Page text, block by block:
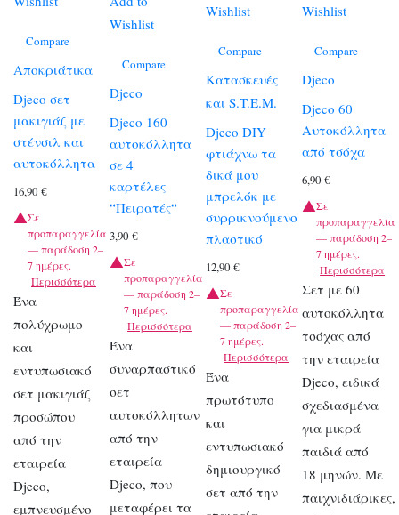
Compare
Αποκριάτικα
Djeco σετ
μακιγιάζ με
στένσιλ και
αυτοκόλλητα
16,90 €
Σε
προπαραγγελία
— παράδοση 2–
7 ημέρες.
Περισσότερα
Ένα
πολύχρωμο
και
εντυπωσιακό
σετ μακιγιάζ
προσώπου
από την
εταιρεία
Djeco,
εμπνευσμένο
Wishlist
Compare
Djeco
Djeco 160
αυτοκόλλητα
σε 4
καρτέλες
“Πειρατές“
3,90€
Σε
προπαραγγελία
— παράδοση 2–
7 ημέρες.
Περισσότερα
Ένα
συναρπαστικό
σετ
αυτοκόλλητων
από την
εταιρεία
Djeco, που
μεταφέρει τα
Wishlist
Compare
Κατασκευές
και S.T.E.M.
Djeco DIY
φτιάχνω τα
δικά μου
μπρελόκ με
συρρικνούμενο
πλαστικό
12,90€
Σε
προπαραγγελία
— παράδοση 2–
7 ημέρες.
Περισσότερα
Ένα
πρωτότυπο
και
εντυπωσιακό
δημιουργικό
σετ από την
Wishlist
Compare
Djeco
Djeco 60
Αυτοκόλλητα
από τσόχα
6,90€
Σε
προπαραγγελία
— παράδοση 2–
7 ημέρες.
Περισσότερα
Σετ με 60
αυτοκόλλητα
τσόχας από
την εταιρεία
Djeco, ειδικά
σχεδιασμένα
για μικρά
παιδιά από
18 μηνών. Με
παιχνιδιάρικες,